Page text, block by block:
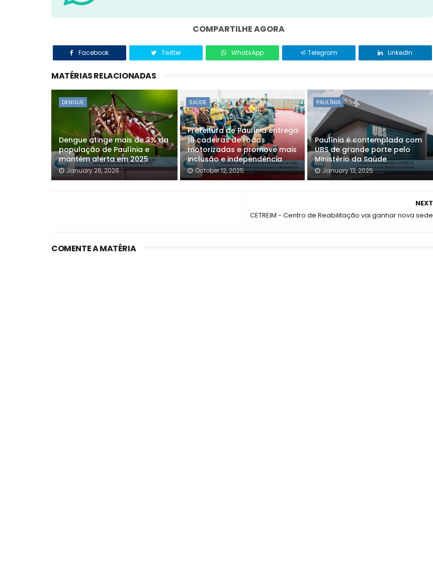
COMPARTILHE AGORA
Facebook Twitter WhatsApp Telegram LinkedIn
MATÉRIAS RELACIONADAS
DENGUE
Dengue atinge mais de 3% da
população de Paulínia e
mantém alerta em 2025
January 26, 2026
SAÚDE
Prefeitura de Paulínia entrega
18 cadeiras de rodas
motorizadas e promove mais
inclusão e independência
October 12, 2025
PAULÍNIA
Paulínia é contemplada com
UBS de grande porte pelo
Ministério da Saúde
January 13, 2025
NEXT
CETREIM - Centro de Reabilitação vai ganhar nova sede
COMENTE A MATÉRIA